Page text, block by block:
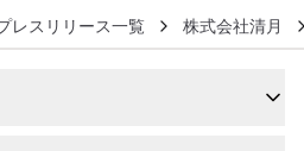
レスリリース一覧 株式会社清月